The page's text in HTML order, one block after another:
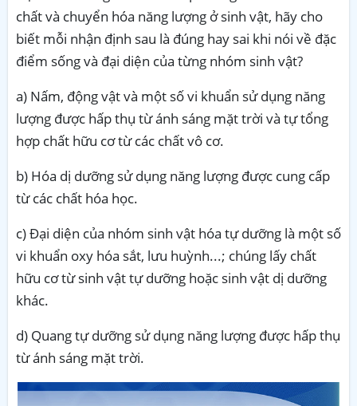
chất và chuyển hóa năng lượng ở sinh vật, hãy cho
biết mỗi nhận định sau là đúng hay sai khi nói về đặc
điểm sống và đại diện của từng nhóm sinh vật?
a) Nấm, động vật và một số vi khuẩn sử dụng năng
lượng được hấp thụ từ ánh sáng mặt trời và tự tổng
hợp chất hữu cơ từ các chất vô cơ.
b) Hóa dị dưỡng sử dụng năng lượng được cung cấp
từ các chất hóa học.
c)Đại diện của nhóm sinh vật hóa tự dưỡng là một số
vi khuẩn oxy hóa sắt, lưu huỳnh...; chúng lấy chất
hữu cơ từ sinh vật tự dưỡng hoặc sinh vật dị dưỡng
khác.
d) Quang tự dưỡng sử dụng năng lượng được hấp thụ
từ ánh sáng mặt trời.